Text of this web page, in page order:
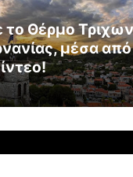
Θέρμο
μέσα